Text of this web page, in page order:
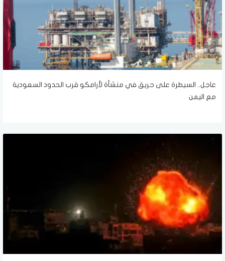
عاجل.. السيطرة على حريق في منشأة لأرامكو قرب الحدود السعودية
مع اليمن